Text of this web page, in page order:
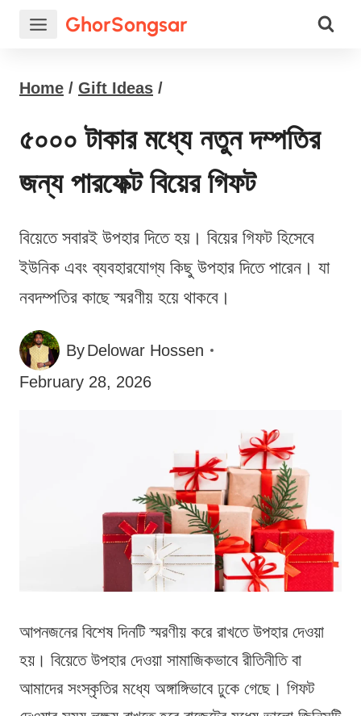
GhorSongsar
Home / Gift Ideas /
৫০০০ টাকার মধ্যে নতুন দম্পতির
জন্য পারফেক্ট বিয়ের গিফট
বিয়েতে সবারই উপহার দিতে হয়। বিয়ের গিফট হিসেবে
ইউনিক এবং ব্যবহারযোগ্য কিছু উপহার দিতে পারেন। যা
নবদম্পতির কাছে স্মরণীয় হয়ে থাকবে।
ByDelowar Hossen
February 28, 2026
আপনজনের বিশেষ দিনটি স্মরণীয় করে রাখতে উপহার দেওয়া
হয়। বিয়েতে উপহার দেওয়া সামাজিকভাবে রীতিনীতি বা
আমাদের সংস্কৃতির মধ্যে অঙ্গাঙ্গিভাবে ঢুকে গেছে। গিফট